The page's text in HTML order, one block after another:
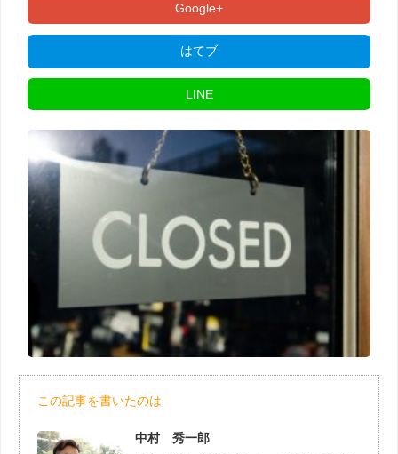
Google+
はてブ
LINE
この記事を書いたのは
中村 秀一郎